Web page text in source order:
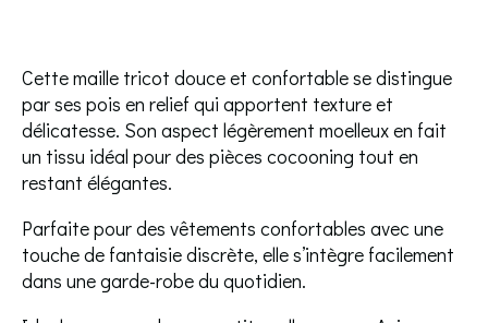
Cette maille tricot douce et confortable se distingue
par ses pois en relief qui apportent texture et
délicatesse. Son aspect légèrement moelleux en fait
un tissu idéal pour des pièces cocooning tout en
restant élégantes.
Parfaite pour des vêtements confortables avec une
touche de fantaisie discrète, elle s’intègre facilement
dans une garde-robe du quotidien.